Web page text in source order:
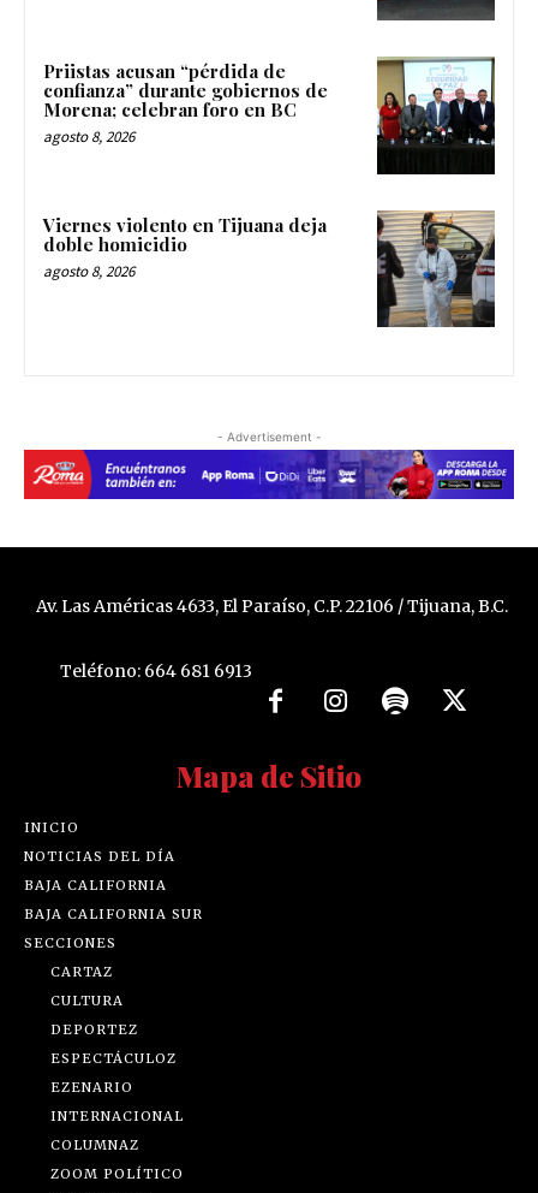
Priistas acusan “pérdida de
confianza” durante gobiernos de
Morena; celebran foro en BC
agosto 8, 2026
Viernes violento en Tijuana deja
doble homicidio
agosto 8, 2026
- Advertisement -
Av. Las Américas 4633, El Paraíso, C.P. 22106 / Tijuana, B.C.
Teléfono: 664 681 6913
Mapa de Sitio
INICIO
NOTICIAS DEL DÍA
BAJA CALIFORNIA
BAJA CALIFORNIA SUR
SECCIONES
CARTAZ
CULTURA
DEPORTEZ
ESPECTÁCULOZ
EZENARIO
INTERNACIONAL
COLUMNAZ
ZOOM POLÍTICO